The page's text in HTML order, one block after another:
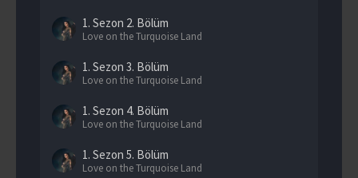
1. Sezon 2. Bölüm
Love on the Turquoise Land
1. Sezon 3. Bölüm
Love on the Turquoise Land
1. Sezon 4. Bölüm
Love on the Turquoise Land
1. Sezon 5. Bölüm
Love on the Turquoise Land